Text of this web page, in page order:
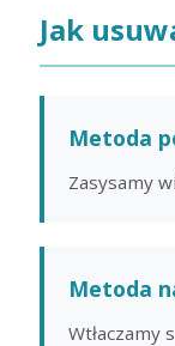
Jak
Metoda
Zasysamy
Metoda